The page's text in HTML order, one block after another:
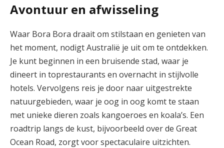
Avontuur en afwisseling
Waar Bora Bora draait om stilstaan en genieten van
het moment, nodigt Australië je uit om te ontdekken.
Je kunt beginnen in een bruisende stad, waar je
dineert in toprestaurants en overnacht in stijlvolle
hotels. Vervolgens reis je door naar uitgestrekte
natuurgebieden, waar je oog in oog komt te staan
met unieke dieren zoals kangoeroes en koala’s. Een
roadtrip langs de kust, bijvoorbeeld over de Great
Ocean Road, zorgt voor spectaculaire uitzichten.